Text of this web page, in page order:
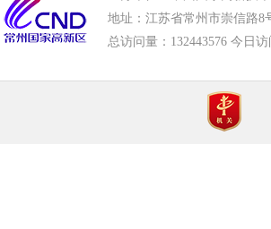
地址：江苏省常州市崇信路8
总访问量： 132443576 今日访